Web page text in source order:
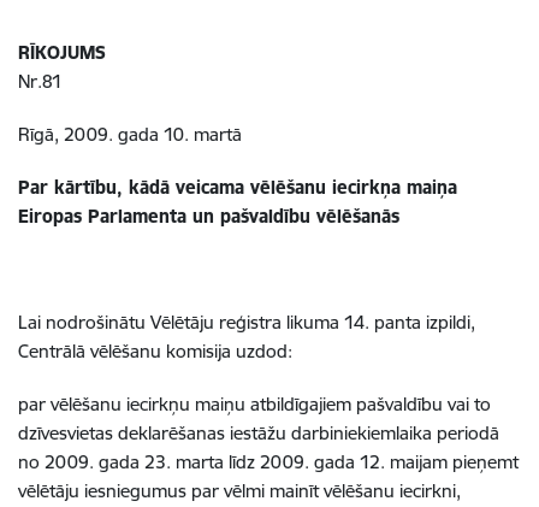
RĪKOJUMS
Nr.81
Rīgā, 2009. gada 10. martā
Par kārtību, kādā veicama vēlēšanu iecirkņa maiņa
Eiropas Parlamenta un pašvaldību vēlēšanās
Lai nodrošinātu Vēlētāju reģistra likuma 14. panta izpildi,
Centrālā vēlēšanu komisija uzdod:
par vēlēšanu iecirkņu maiņu atbildīgajiem pašvaldību vai to
dzīvesvietas deklarēšanas iestāžu darbiniekiemlaika periodā
no 2009. gada 23. marta līdz 2009. gada 12. maijam pieņemt
vēlētāju iesniegumus par vēlmi mainīt vēlēšanu iecirkni,